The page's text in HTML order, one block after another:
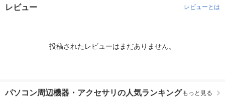
レビュー レビューとは
投稿されたレビューはまだありません。
パソコン周辺機器・アクセサリの人気ランキング もっと見る